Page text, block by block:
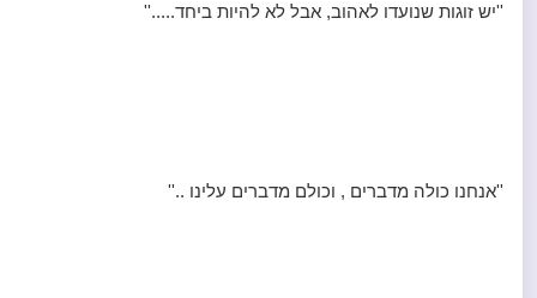
''יש זוגות שנועדו לאהוב, אבל לא להיות ביחד.....''
''אנחנו כולה מדברים , וכולם מדברים עלינו ..''